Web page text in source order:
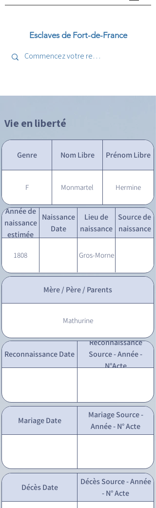
Esclaves de Fort-de-France
Vie en liberté
Genre Nom Libre Prénom Libre
F Monmartel Hermine
Année de
naissance
estimée
Naissance
Date
Lieu de
naissance
Source de
naissance
1808 Gros-Morne
Mère / Père / Parents
Mathurine
Reconnaissance Date
Reconnaissance
Source - Année -
N°Acte
Mariage Date
Mariage Source -
Année - N° Acte
Décès Date
Décès Source - Année
- N° Acte